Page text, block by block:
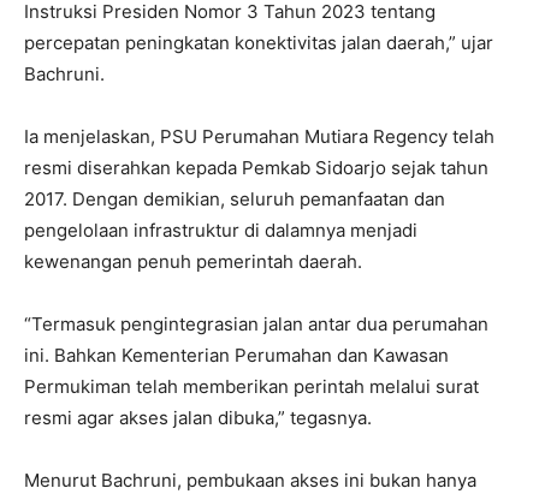
Instruksi Presiden Nomor 3 Tahun 2023 tentang
percepatan peningkatan konektivitas jalan daerah,” ujar
Bachruni.
Ia menjelaskan, PSU Perumahan Mutiara Regency telah
resmi diserahkan kepada Pemkab Sidoarjo sejak tahun
2017. Dengan demikian, seluruh pemanfaatan dan
pengelolaan infrastruktur di dalamnya menjadi
kewenangan penuh pemerintah daerah.
“Termasuk pengintegrasian jalan antar dua perumahan
ini. Bahkan Kementerian Perumahan dan Kawasan
Permukiman telah memberikan perintah melalui surat
resmi agar akses jalan dibuka,” tegasnya.
Menurut Bachruni, pembukaan akses ini bukan hanya